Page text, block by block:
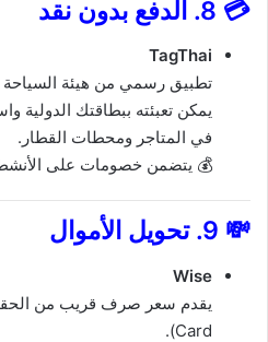
💳 8. الدفع بدون نقد
TagThai
تطبيق رسمي من هيئة السياحة
في المتاجر ومحطات القطار.
💰 يتضمن خصومات على
💸 9. تحويل الأموال
Wise
Card).